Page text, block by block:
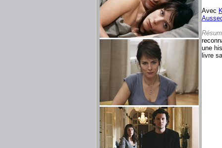
Avec
une
livre